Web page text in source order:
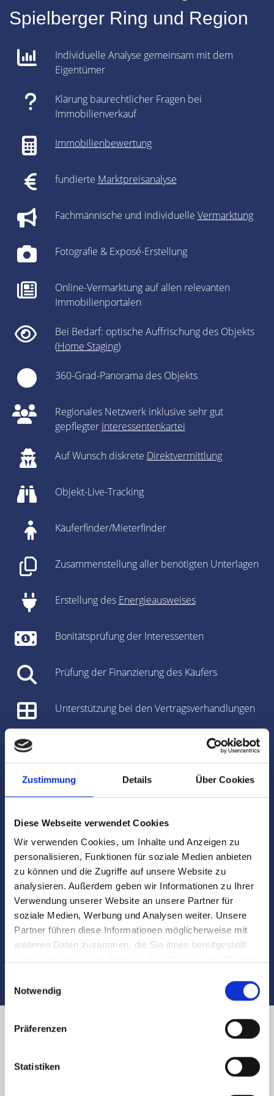
Zustimmung Details Über Cookies
Diese Webseite verwendet Cookies
Wir verwenden Cookies, um Inhalte und Anzeigen zu
personalisieren, Funktionen für soziale Medien anbieten
zu können und die Zugriffe auf unsere Website zu
analysieren. Außerdem geben wir Informationen zu Ihrer
Verwendung unserer Website an unsere Partner für
soziale Medien, Werbung und Analysen weiter. Unsere
Partner führen diese Informationen möglicherweise mit
weiteren Daten zusammen, die Sie ihnen bereitgestellt
Notwendig
Präferenzen
Statistiken
Spielberger Ring und Region
Individuelle Analyse gemeinsam mit dem
Eigentümer
Klärung baurechtlicher Fragen bei
Immobilienverkauf
Immobilienbewertung
fundierte Marktpreisanalyse
Fachmännische und individuelle Vermarktung
Fotografie & Exposé-Erstellung
Online-Vermarktung auf allen relevanten
Immobilienportalen
Bei Bedarf: optische Auffrischung des Objekts
(Home Staging)
360-Grad-Panorama des Objekts
Regionales Netzwerk inklusive sehr gut
gepflegter Interessentenkartei
Auf Wunsch diskrete Direktvermittlung
Objekt-Live-Tracking
Käuferfinder/Mieterfinder
Zusammenstellung aller benötigten Unterlagen
Erstellung des Energieausweises
Bonitätsprüfung der Interessenten
Prüfung der Finanzierung des Käufers
Unterstützung bei den Vertragsverhandlungen
Vorbereitung des Kaufvertrages/Mietvertrages
Vorbereitung und Koordinierung des
Notartermins
Marktdaten
Besichtigungen
Begleitung und Unterstützung bei der Objekt-
Übergabe
Auch nach dem Verkauf sind wir für Sie da
Spielberger Ring und Umland: